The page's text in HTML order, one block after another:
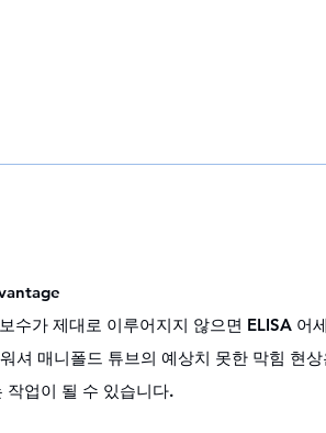
수가 제대로 이루어지지 않으면 ELISA 어
셔 매니폴드 튜브의 예상치 못한 막힘 현
작업이 될 수 있습니다.